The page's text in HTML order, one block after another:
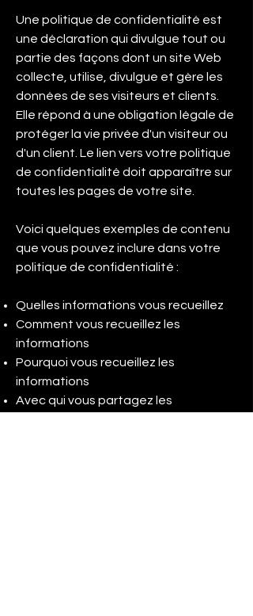
Une politique de confidentialité est
une déclaration qui divulgue tout ou
partie des façons dont un site Web
collecte, utilise, divulgue et gère les
données de ses visiteurs et clients.
Elle répond à une obligation légale de
protéger la vie privée d'un visiteur ou
d'un client. Le lien vers votre politique
de confidentialité doit apparaître sur
toutes les pages de votre site.
Voici quelques exemples de contenu
que vous pouvez inclure dans votre
politique de confidentialité :
Quelles informations vous recueillez
Comment vous recueillez les
informations
Pourquoi vous recueillez les
informations
Avec qui vous partagez les